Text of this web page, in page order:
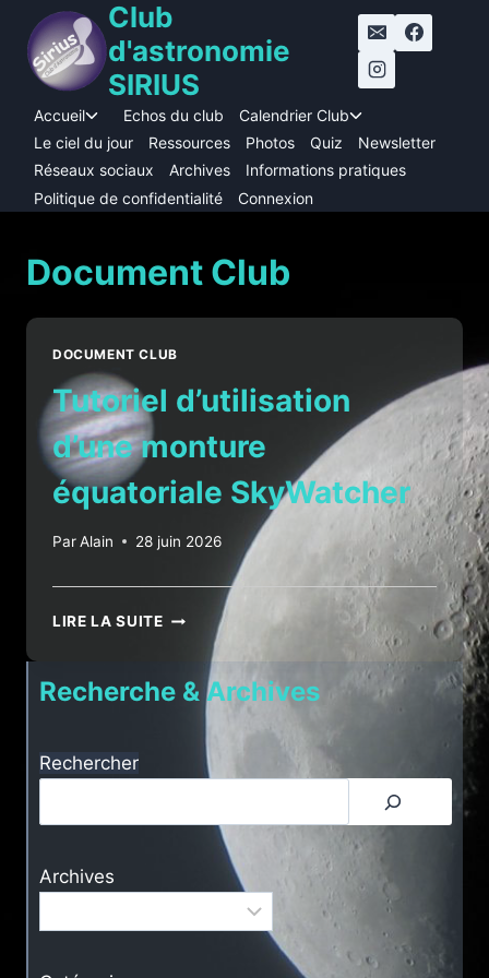
contenu
Club
d'astronomie
SIRIUS
Accueil
Ouvrir/fermer
le
menu
enfant
Echos du club Calendrier Club
le
menu
Le ciel du jour Ressources Photos Quiz
Newsletter
Réseaux sociaux
Archives
Informations pratiques
Politique de confidentialité
Connexion
Document Club
DOCUMENT CLUB
Tutoriel d’utilisation
d’une monture
équatoriale SkyWatcher
ParAlain 28 juin 2026
LIRE LA SUITETUTORIEL
D’UTILISATION
D’UNE
MONTURE
ÉQUATORIALE
SKYWATCHER
Recherche & Archives
Rechercher
Archives